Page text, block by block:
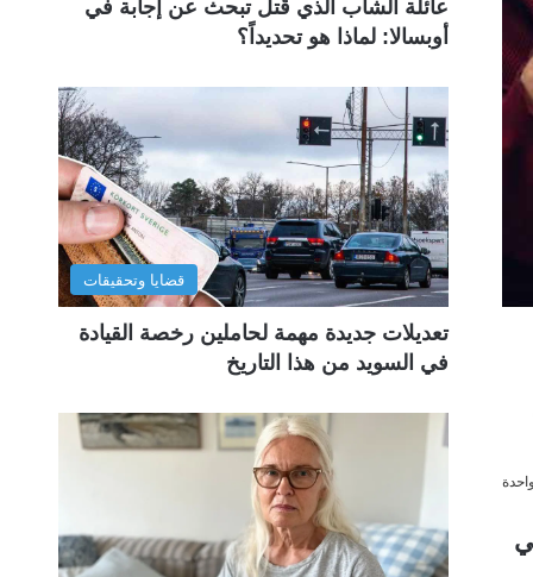
عائلة الشاب الذي قُتل تبحث عن إجابة في
أوبسالا: لماذا هو تحديداً؟
قضايا وتحقيقات
تعديلات جديدة مهمة لحاملين رخصة القيادة
في السويد من هذا التاريخ